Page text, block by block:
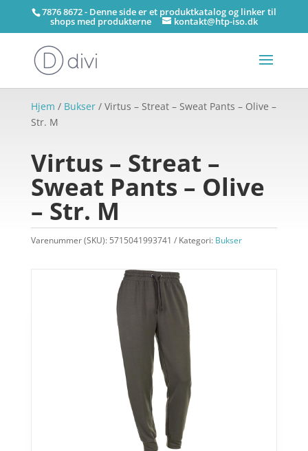
7876 8672 - Denne side er et produktkatalog og linker til
shops med produkterne kontakt@htp-iso.dk
Hjem / Bukser/ Virtus – Streat – Sweat Pants – Olive –
Str. M
Virtus – Streat –
Sweat Pants – Olive
– Str. M
Varenummer (SKU): 5715041993741 Kategori: Bukser